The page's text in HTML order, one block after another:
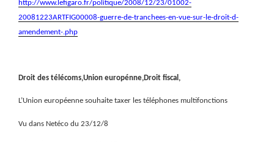
http://www.lefigaro.fr/politique/2008/12/23/01002-
20081223ARTFIG00008-guerre-de-tranchees-en-vue-sur-le-droit-d-
amendement-.php
Droit des télécoms,Union europénne,Droit fiscal,
L’Union européenne souhaite taxer les téléphones multifonctions
Vu dans Netéco du 23/12/8